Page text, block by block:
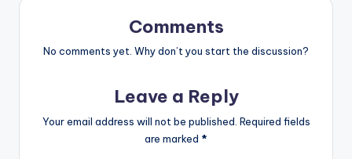
Comments
No comments yet. Why don’t you start the discussion?
Leave a Reply
Your email address will not be published. Required fields
are marked *